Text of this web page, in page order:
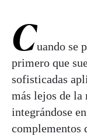
Cuando se
primero que
sofisticadas
más lejos de la
integrándose
complementos